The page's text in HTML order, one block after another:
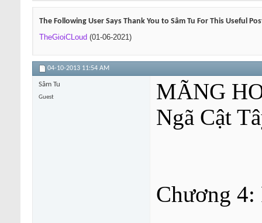
The Following User Says Thank You to Sâm Tu For This Useful
TheGioiCLoud (01-06-2021)
04-10-2013 11:54 AM
Sâm Tu
Guest
MÃNG
Ngã Cật
Chương 4: